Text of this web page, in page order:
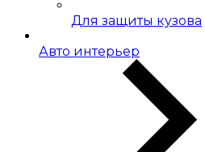
Для защиты кузова
Авто интерьер